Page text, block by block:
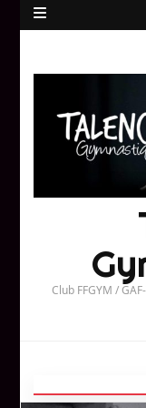
Club FFGYM /